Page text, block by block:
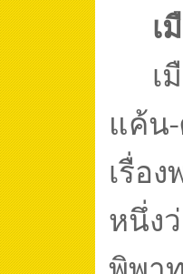
เ
เ
แค้น
เรื่อ
หนึ่ง